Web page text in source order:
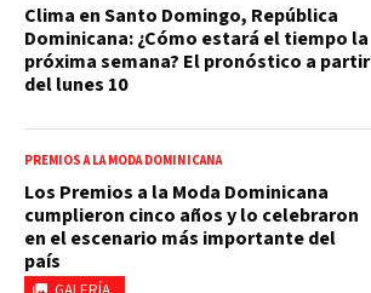
Clima en Santo Domingo, República
Dominicana: ¿Cómo estará el tiempo la
próxima semana? El pronóstico a partir
del lunes 10
PREMIOS A LA MODA DOMINICANA
Los Premios a la Moda Dominicana
cumplieron cinco años y lo celebraron
en el escenario más importante del
país